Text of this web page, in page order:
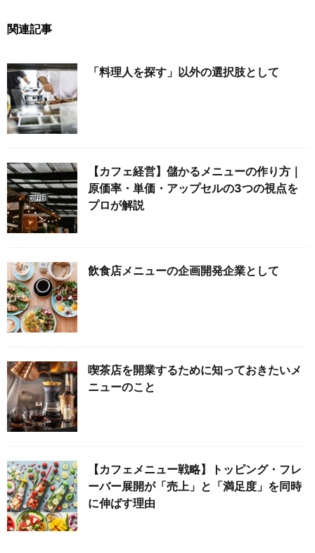
関連記事
「料理人を探す」以外の選択肢として
【カフェ経営】儲かるメニューの作り方｜
原価率・単価・アップセルの3つの視点を
プロが解説
飲食店メニューの企画開発企業として
喫茶店を開業するために知っておきたいメ
ニューのこと
【カフェメニュー戦略】トッピング・フレ
ーバー展開が「売上」と「満足度」を同時
に伸ばす理由